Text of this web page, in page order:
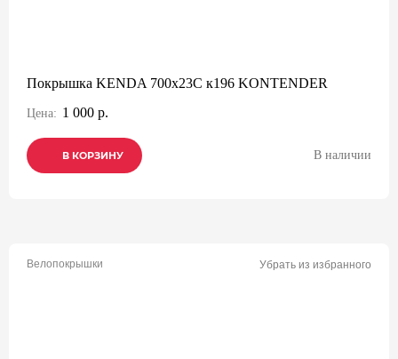
Покрышка KENDA 700х23С к196 KONTENDER
Цена: 1 000 р.
В КОРЗИНУ
В КОРЗИНУ
В КОРЗИНУ В наличии
Велопокрышки Убрать из избранного